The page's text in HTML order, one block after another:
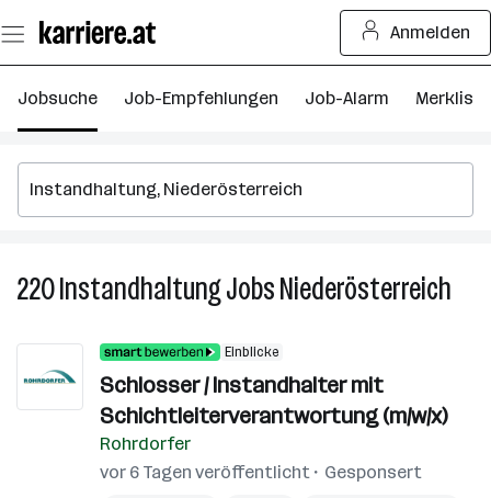
Seiteninhalt
springen
Anmelden
Jobsuche Job-Empfehlungen Job-Alarm Merkliste
220InstandhaltungJobsNiederösterreich
Einblicke
Schlosser / Instandhalter mit
Schichtleiterverantwortung (m/w/x)
Rohrdorfer
vor 6 Tagen veröffentlicht
Gesponsert